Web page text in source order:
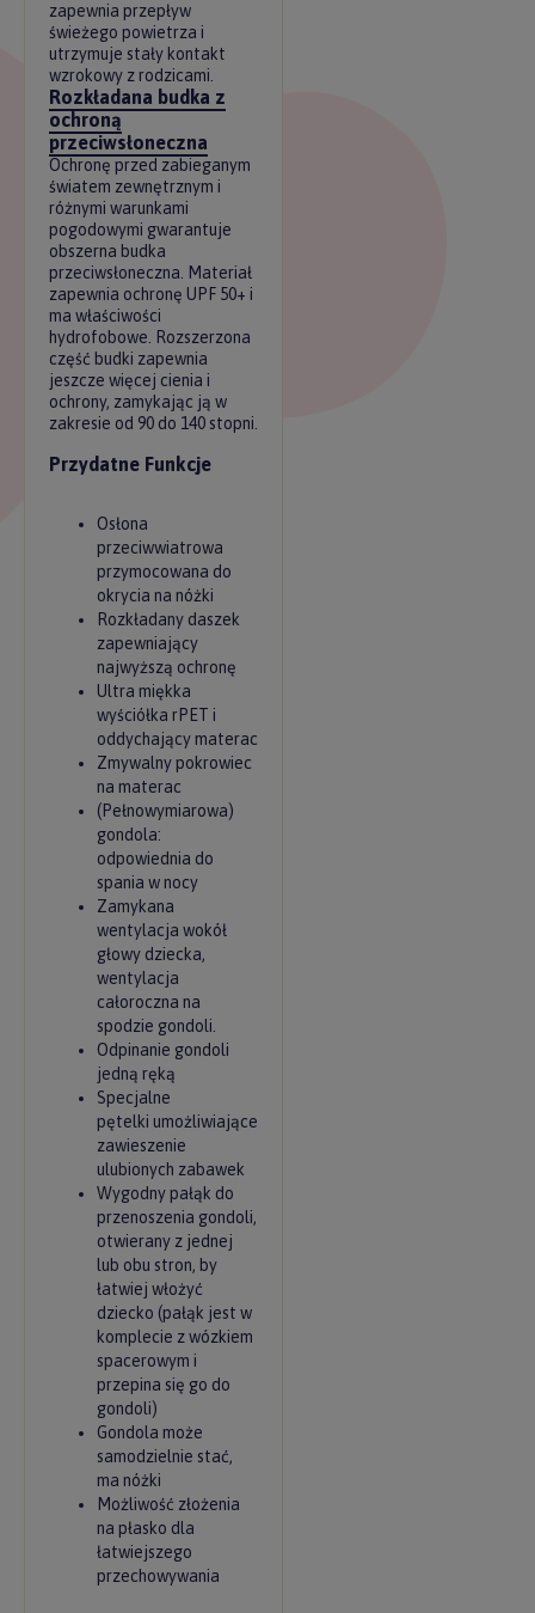
zapewnia przepływ
świeżego powietrza i
utrzymuje stały kontakt
wzrokowy z rodzicami.
Rozkładana budka z
ochroną
przeciwsłoneczna
Ochronę przed zabieganym
światem zewnętrznym i
różnymi warunkami
pogodowymi gwarantuje
obszerna budka
przeciwsłoneczna. Materiał
zapewnia ochronę UPF 50+ i
ma właściwości
hydrofobowe. Rozszerzona
część budki zapewnia
jeszcze więcej cienia i
ochrony, zamykając ją w
zakresie od 90 do 140 stopni.
Przydatne Funkcje
Osłona
przeciwwiatrowa
przymocowana do
okrycia na nóżki
Rozkładany daszek
zapewniający
najwyższą ochronę
Ultra miękka
wyściółka rPET i
oddychający materac
Zmywalny pokrowiec
na materac
(Pełnowymiarowa)
gondola:
odpowiednia do
spania w nocy
Zamykana
wentylacja wokół
głowy dziecka,
wentylacja
całoroczna na
spodzie gondoli.
Odpinanie gondoli
jedną ręką
Specjalne
pętelki umożliwiające
zawieszenie
ulubionych zabawek
Wygodny pałąk do
przenoszenia gondoli,
otwierany z jednej
lub obu stron, by
łatwiej włożyć
dziecko (pałąk jest w
komplecie z wózkiem
spacerowym i
przepina się go do
gondoli)
Gondola może
samodzielnie stać,
ma nóżki
Możliwość złożenia
na płasko dla
łatwiejszego
przechowywania